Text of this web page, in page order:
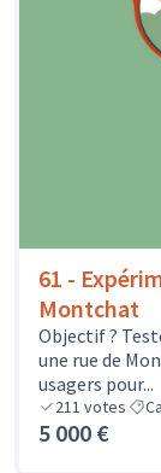
61 -
Montchat
Objectif ?
une rue de
usagers pour...
211 votes
5 000 €